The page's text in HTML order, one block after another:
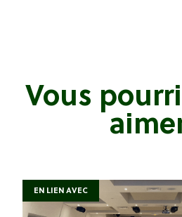
Vous
EN LIEN AVEC